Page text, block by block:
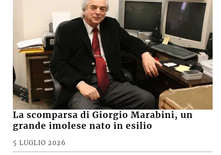
La scomparsa di Giorgio Marabini, un
grande imolese nato in esilio
5 LUGLIO 2026